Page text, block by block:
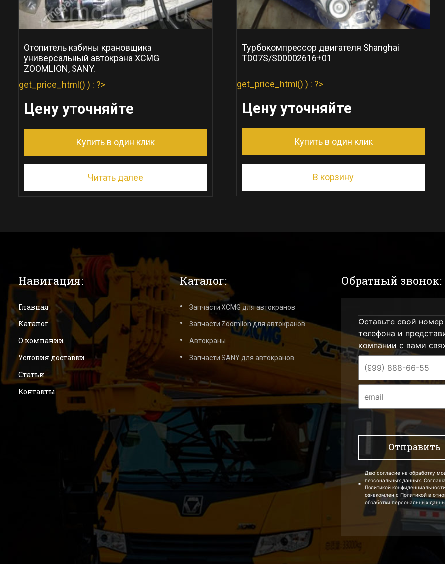
Отопитель кабины крановщика
универсальный автокрана XCMG
ZOOMLION, SANY.
get_price_html() ) : ?>
Цену уточняйте
Купить в один клик
Читать далее
Турбокомпрессор двигателя Shanghai
TD07S/S00002616+01
get_price_html() ) : ?>
Цену уточняйте
Купить в один клик
В корзину
Навигация:
Главная
Каталог
О компании
Условия доставки
Статьи
Контакты
Каталог:
Запчасти XCMG для автокранов
Запчасти Zoomlion для автокранов
Автокраны
Запчасти SANY для автокранов
Обратный звонок:
Оставьте свой номер
телефона и
компании с вами
Даю согласие на обработку
персональных данных.
Политикой
ознакомлен с Политикой в
обработки персональных